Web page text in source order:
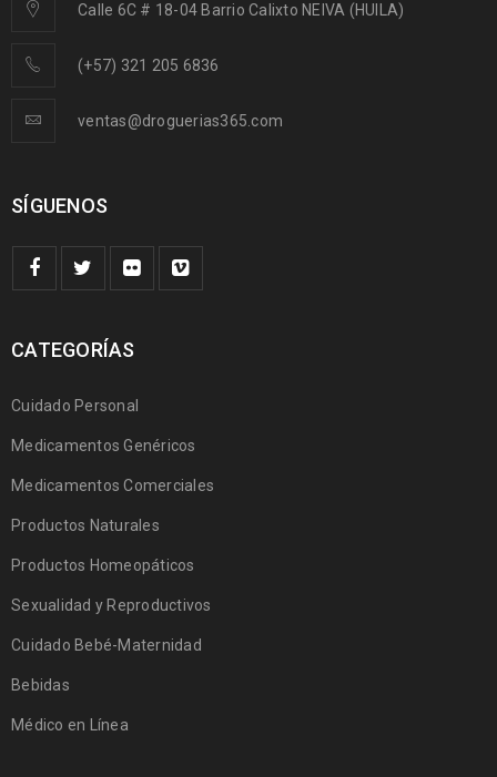
Calle 6C # 18-04 Barrio Calixto NEIVA (HUILA)
(+57) 321 205 6836
ventas@droguerias365.com
SÍGUENOS
CATEGORÍAS
Cuidado Personal
Medicamentos Genéricos
Medicamentos Comerciales
Productos Naturales
Productos Homeopáticos
Sexualidad y Reproductivos
Cuidado Bebé-Maternidad
Bebidas
Médico en Línea